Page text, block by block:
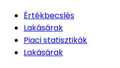
Értékbecslés
Lakásárak
Piaci statisztikák
Lakásárak